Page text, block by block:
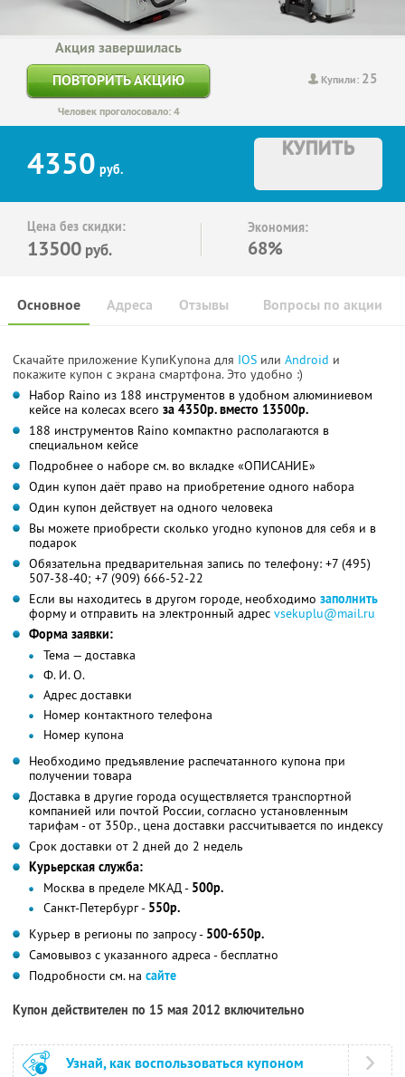
Купили: 25
Акция завершилась
ПОВТОРИТЬ АКЦИЮ
Человек проголосовало: 4
4350 руб.
КУПИТЬ
Цена без скидки:
13500 руб.
Экономия:
68%
Основное Отзывы Вопросы по акции
Адреса
Скачайте приложение КупиКупона для IOS или Android и
покажите купон с экрана смартфона. Это удобно :)
Набор Raino из 188 инструментов в удобном алюминиевом
кейсе на колесах всего за 4350р. вместо 13500р.
188 инструментов Raino компактно располагаются в
специальном кейсе
Подробнее о наборе см. во вкладке «ОПИСАНИЕ»
Один купон даёт право на приобретение одного набора
Один купон действует на одного человека
Вы можете приобрести сколько угодно купонов для себя и в
подарок
Обязательна предварительная запись по телефону: +7 (495)
507-38-40; +7 (909) 666-52-22
Если вы находитесь в другом городе, необходимо заполнить
форму и отправить на электронный адрес vsekuplu@mail.ru
Форма заявки:
Тема — доставка
Ф. И. О.
Адрес доставки
Номер контактного телефона
Номер купона
Необходимо предъявление распечатанного купона при
получении товара
Доставка в другие города осуществляется транспортной
компанией или почтой России, согласно установленным
тарифам - от 350р., цена доставки расcчитывается по индексу
Срок доставки от 2 дней до 2 недель
Курьерская служба:
Москва в пределе МКАД - 500р.
Санкт-Петербург - 550р.
Курьер в регионы по запросу - 500-650р.
Самовывоз с указанного адреса - бесплатно
Подробности см. на сайте
Купон действителен по 15 мая 2012 включительно
Узнай, как воспользоваться купоном